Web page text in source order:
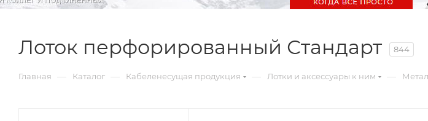
Лоток перфорированный Стандарт 844
Главная — Каталог — Кабеленесущая продукция — Лотки и аксессуары к ним —